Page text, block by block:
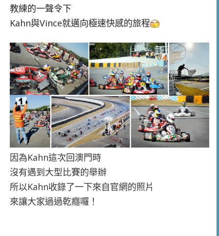
教練的一聲令下
Kahn與Vince就邁向極速快感的旅程
因為Kahn這次回澳門時
沒有遇到大型比賽的舉辦
所以Kahn收錄了一下來自官網的照片
來讓大家過過乾癮囉！